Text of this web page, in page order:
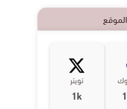
تويتر
1k